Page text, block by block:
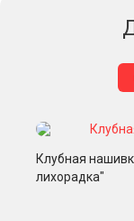
Клубная
лихорадка"